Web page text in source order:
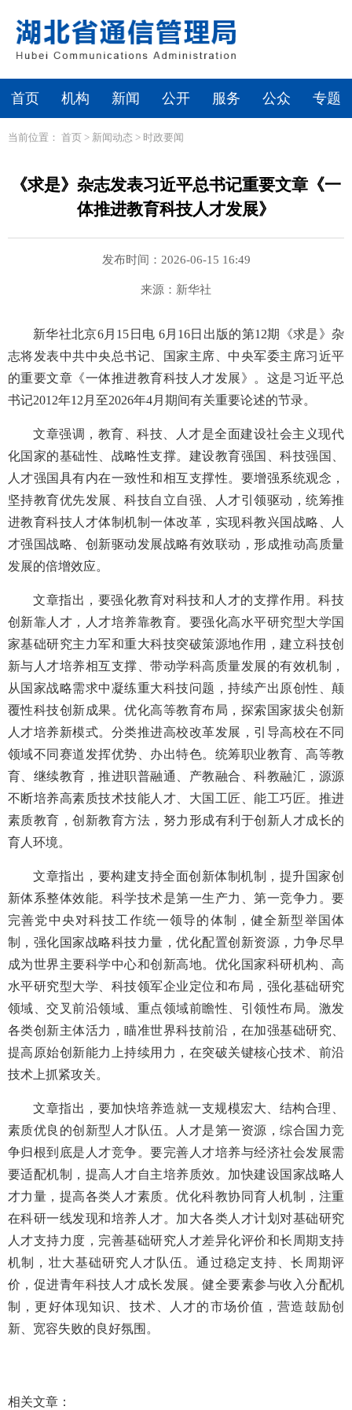
首页 机构 新闻 公开 服务 公众 专题
当前位置： 首页 > 新闻动态 > 时政要闻
《求是》杂志发表习近平总书记重要文章《一
体推进教育科技人才发展》
发布时间：2026-06-15 16:49
来源：新华社
新华社北京6月15日电 6月16日出版的第12期《求是》杂
志将发表中共中央总书记、国家主席、中央军委主席习近平
的重要文章《一体推进教育科技人才发展》。这是习近平总
书记2012年12月至2026年4月期间有关重要论述的节录。
文章强调，教育、科技、人才是全面建设社会主义现代
化国家的基础性、战略性支撑。建设教育强国、科技强国、
人才强国具有内在一致性和相互支撑性。要增强系统观念，
坚持教育优先发展、科技自立自强、人才引领驱动，统筹推
进教育科技人才体制机制一体改革，实现科教兴国战略、人
才强国战略、创新驱动发展战略有效联动，形成推动高质量
发展的倍增效应。
文章指出，要强化教育对科技和人才的支撑作用。科技
创新靠人才，人才培养靠教育。要强化高水平研究型大学国
家基础研究主力军和重大科技突破策源地作用，建立科技创
新与人才培养相互支撑、带动学科高质量发展的有效机制，
从国家战略需求中凝练重大科技问题，持续产出原创性、颠
覆性科技创新成果。优化高等教育布局，探索国家拔尖创新
人才培养新模式。分类推进高校改革发展，引导高校在不同
领域不同赛道发挥优势、办出特色。统筹职业教育、高等教
育、继续教育，推进职普融通、产教融合、科教融汇，源源
不断培养高素质技术技能人才、大国工匠、能工巧匠。推进
素质教育，创新教育方法，努力形成有利于创新人才成长的
育人环境。
文章指出，要构建支持全面创新体制机制，提升国家创
新体系整体效能。科学技术是第一生产力、第一竞争力。要
完善党中央对科技工作统一领导的体制，健全新型举国体
制，强化国家战略科技力量，优化配置创新资源，力争尽早
成为世界主要科学中心和创新高地。优化国家科研机构、高
水平研究型大学、科技领军企业定位和布局，强化基础研究
领域、交叉前沿领域、重点领域前瞻性、引领性布局。激发
各类创新主体活力，瞄准世界科技前沿，在加强基础研究、
提高原始创新能力上持续用力，在突破关键核心技术、前沿
技术上抓紧攻关。
文章指出，要加快培养造就一支规模宏大、结构合理、
素质优良的创新型人才队伍。人才是第一资源，综合国力竞
争归根到底是人才竞争。要完善人才培养与经济社会发展需
要适配机制，提高人才自主培养质效。加快建设国家战略人
才力量，提高各类人才素质。优化科教协同育人机制，注重
在科研一线发现和培养人才。加大各类人才计划对基础研究
人才支持力度，完善基础研究人才差异化评价和长周期支持
机制，壮大基础研究人才队伍。通过稳定支持、长周期评
价，促进青年科技人才成长发展。健全要素参与收入分配机
制，更好体现知识、技术、人才的市场价值，营造鼓励创
新、宽容失败的良好氛围。
相关文章：